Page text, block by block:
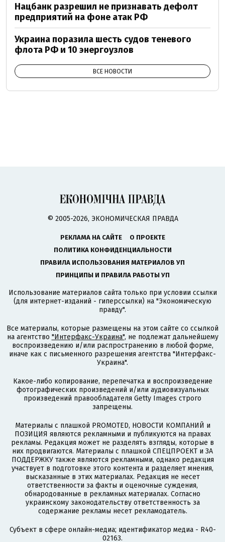
Нацбанк разрешил не признавать дефолт
предприятий на фоне атак РФ
Украина поразила шесть судов теневого
флота РФ и 10 энергоузлов
ВСЕ НОВОСТИ
© 2005-2026, ЭКОНОМИЧЕСКАЯ ПРАВДА
РЕКЛАМА НА САЙТЕ
О ПРОЕКТЕ
ПОЛИТИКА КОНФИДЕНЦИАЛЬНОСТИ
ПРАВИЛА ИСПОЛЬЗОВАНИЯ МАТЕРИАЛОВ УП
ПРИНЦИПЫ И ПРАВИЛА РАБОТЫ УП
Использование материалов сайта только при условии ссылки
(для интернет-изданий - гиперссылки) на "Экономическую
правду".
Все материалы, которые размещены на этом сайте со ссылкой
на агентство "Интерфакс-Украина", не подлежат дальнейшему
воспроизведению и/или распространению в любой форме,
иначе как с письменного разрешения агентства "Интерфакс-
Украина".
Какое-либо копирование, перепечатка и воспроизведение
фотографических произведений и/или аудиовизуальных
произведений правообладателя Getty Images строго
запрещены.
Материалы с плашкой PROMOTED, НОВОСТИ КОМПАНИЙ и
ПОЗИЦИЯ являются рекламными и публикуются на правах
рекламы. Редакция может не разделять взгляды, которые в
них продвигаются. Материалы с плашкой СПЕЦПРОЕКТ и ЗА
ПОДДЕРЖКУ также являются рекламными, однако редакция
участвует в подготовке этого контента и разделяет мнения,
высказанные в этих материалах. Редакция не несет
ответственности за факты и оценочные суждения,
обнародованные в рекламных материалах. Согласно
украинскому законодательству ответственность за
содержание рекламы несет рекламодатель.
Субъект в сфере онлайн-медиа; идентификатор медиа - R40-
02163.